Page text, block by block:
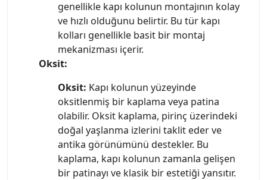
genellikle kapı kolunun montajının kolay
ve hızlı olduğunu belirtir. Bu tür kapı
kolları genellikle basit bir montaj
mekanizması içerir.
Oksit:
Oksit: Kapı kolunun yüzeyinde
oksitlenmiş bir kaplama veya patina
olabilir. Oksit kaplama, pirinç üzerindeki
doğal yaşlanma izlerini taklit eder ve
antika görünümünü destekler. Bu
kaplama, kapı kolunun zamanla gelişen
bir patinayı ve klasik bir estetiği yansıtır.